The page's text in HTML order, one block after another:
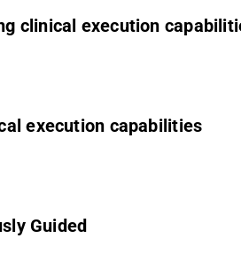
clinical execution
execution capabilities
Guided